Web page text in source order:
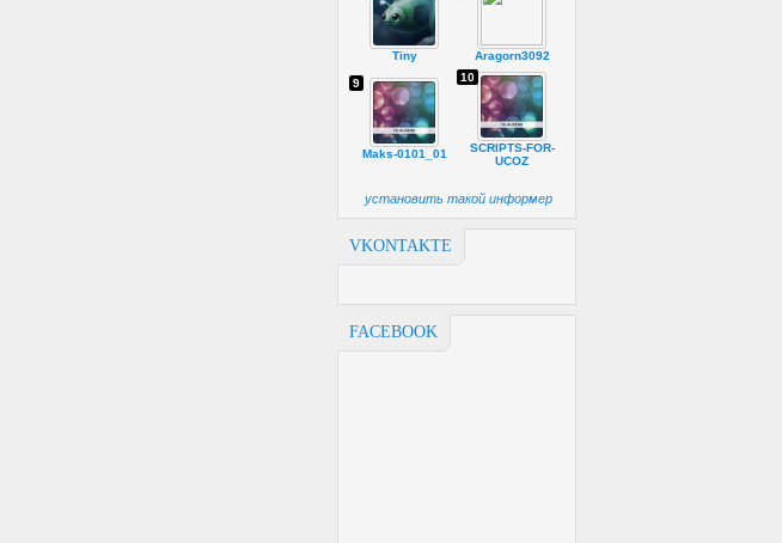
Tiny Aragorn3092
Maks-0101_01
9
SCRIPTS-FOR-
UCOZ
10
установить такой информер
VKONTAKTE
FACEBOOK